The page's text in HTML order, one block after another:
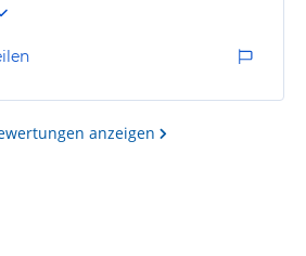
hat 7 Sterne 🌟 verdient. Danke
und den Service.
anzeigen